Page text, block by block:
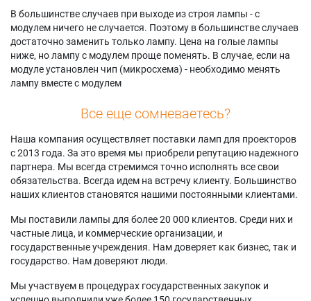
В большинстве случаев при выходе из строя лампы - с
модулем ничего не случается. Поэтому в большинстве случаев
достаточно заменить только лампу. Цена на голые лампы
ниже, но лампу с модулем проще поменять. В случае, если на
модуле установлен чип (микросхема) - необходимо менять
лампу вместе с модулем
Все еще сомневаетесь?
Наша компания осуществляет поставки ламп для проекторов
с 2013 года. За это время мы приобрели репутацию надежного
партнера. Мы всегда стремимся точно исполнять все свои
обязательства. Всегда идем на встречу клиенту. Большинство
наших клиентов становятся нашими постоянными клиентами.
Мы поставили лампы для более 20 000 клиентов. Среди них и
частные лица, и коммерческие организации, и
государственные учреждения. Нам доверяет как бизнес, так и
государство. Нам доверяют люди.
Мы участвуем в процедурах государственных закупок и